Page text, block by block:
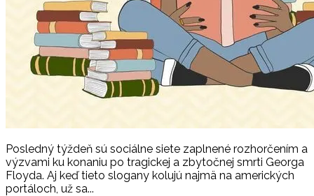
Posledný týždeň sú sociálne siete zaplnené rozhorčením a
výzvami ku konaniu po tragickej a zbytočnej smrti Georga
Floyda. Aj keď tieto slogany kolujú najmä na amerických
portáloch, už sa...